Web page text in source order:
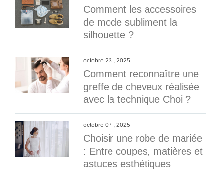
Comment les accessoires
de mode subliment la
silhouette ?
octobre 23 , 2025
Comment reconnaître une
greffe de cheveux réalisée
avec la technique Choi ?
octobre 07 , 2025
Choisir une robe de mariée
: Entre coupes, matières et
astuces esthétiques